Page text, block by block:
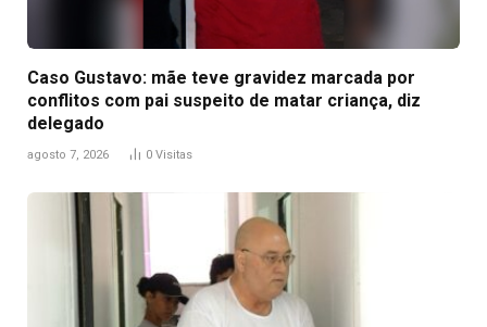
Caso Gustavo: mãe teve gravidez marcada por
conflitos com pai suspeito de matar criança, diz
delegado
agosto 7, 2026 0 Visitas